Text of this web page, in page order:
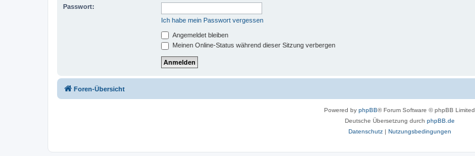
Passwort:
Ich habe mein Passwort vergessen
Angemeldet bleiben
Meinen Online-Status während dieser Sitzung verbergen
Foren-Übersicht
Powered by phpBB® Forum Software © phpBB Limited
Deutsche Übersetzung durch phpBB.de
Datenschutz| Nutzungsbedingungen